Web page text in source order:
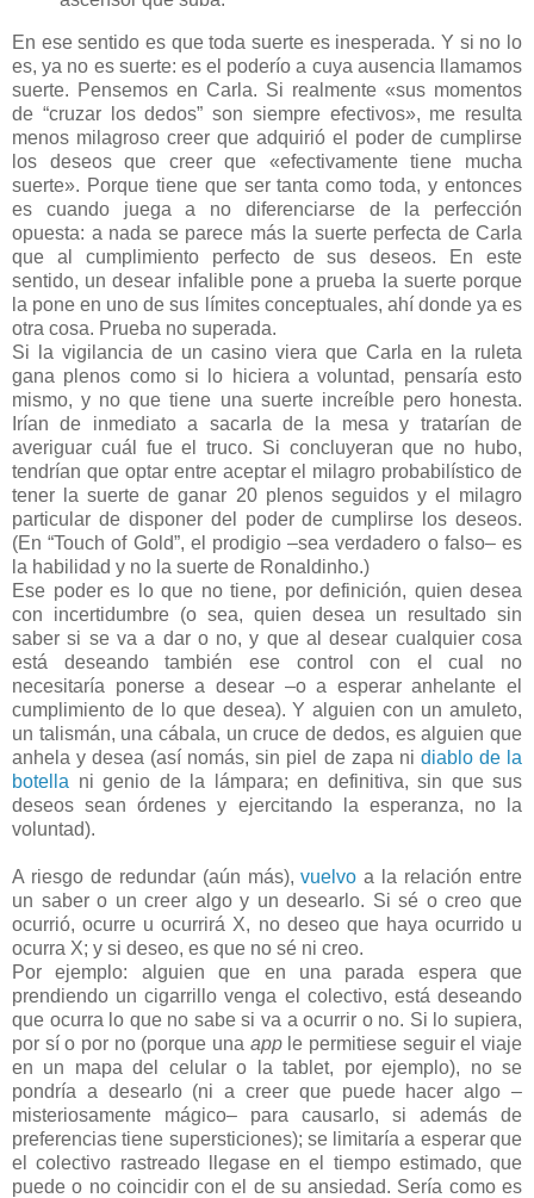
En ese sentido es que toda suerte es inesperada. Y si no lo
es, ya no es suerte: es el poderío a cuya ausencia llamamos
suerte. Pensemos en Carla. Si realmente «sus momentos
de “cruzar los dedos” son siempre efectivos», me resulta
menos milagroso creer que adquirió el poder de cumplirse
los deseos que creer que «efectivamente tiene mucha
suerte». Porque tiene que ser tanta como toda, y entonces
es cuando juega a no diferenciarse de la perfección
opuesta: a nada se parece más la suerte perfecta de Carla
que al cumplimiento perfecto de sus deseos. En este
sentido, un desear infalible pone a prueba la suerte porque
la pone en uno de sus límites conceptuales, ahí donde ya es
otra cosa. Prueba no superada.
Si la vigilancia de un casino viera que Carla en la ruleta
gana plenos como si lo hiciera a voluntad, pensaría esto
mismo, y no que tiene una suerte increíble pero honesta.
Irían de inmediato a sacarla de la mesa y tratarían de
averiguar cuál fue el truco. Si concluyeran que no hubo,
tendrían que optar entre aceptar el milagro probabilístico de
tener la suerte de ganar 20 plenos seguidos y el milagro
particular de disponer del poder de cumplirse los deseos.
(En “Touch of Gold”, el prodigio –sea verdadero o falso– es
la habilidad y no la suerte de Ronaldinho.)
Ese poder es lo que no tiene, por definición, quien desea
con incertidumbre (o sea, quien desea un resultado sin
saber si se va a dar o no, y que al desear cualquier cosa
está deseando también ese control con el cual no
necesitaría ponerse a desear –o a esperar anhelante el
cumplimiento de lo que desea). Y alguien con un amuleto,
un talismán, una cábala, un cruce de dedos, es alguien que
anhela y desea (así nomás, sin piel de zapa ni diablo de la
botella ni genio de la lámpara; en definitiva, sin que sus
deseos sean órdenes y ejercitando la esperanza, no la
voluntad).
A riesgo de redundar (aún más),vuelvo a la relación entre
un saber o un creer algo y un desearlo. Si sé o creo que
ocurrió, ocurre u ocurrirá X, no deseo que haya ocurrido u
ocurra X; y si deseo, es que no sé ni creo.
Por ejemplo: alguien que en una parada espera que
prendiendo un cigarrillo venga el colectivo, está deseando
que ocurra lo que no sabe si va a ocurrir o no. Si lo supiera,
por sí o por no (porque una apple permitiese seguir el viaje
en un mapa del celular o la tablet, por ejemplo), no se
pondría a desearlo (ni a creer que puede hacer algo –
misteriosamente mágico– para causarlo, si además de
preferencias tiene supersticiones); se limitaría a esperar que
el colectivo rastreado llegase en el tiempo estimado, que
puede o no coincidir con el de su ansiedad. Sería como es